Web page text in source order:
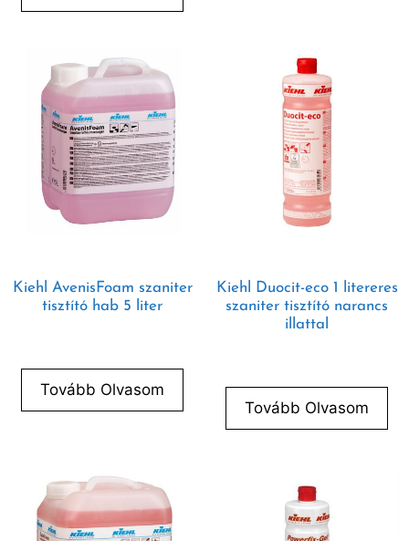
Kiehl AvenisFoam szaniter
tisztító hab 5 liter
Tovább Olvasom
Kiehl Duocit-eco 1 litereres
szaniter tisztító narancs
illattal
Tovább Olvasom